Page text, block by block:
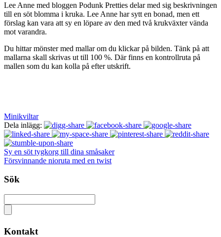
Lee Anne med bloggen Podunk Pretties delar med sig beskrivningen
till en söt blomma i kruka. Lee Anne har sytt en bonad, men ett
förslag kan vara att sy en löpare av den med två krukväxter vända
mot varandra.
Du hittar mönster med mallar om du klickar på bilden. Tänk på att
mallarna skall skrivas ut till 100 %. Där finns en kontrollruta på
mallen som du kan kolla på efter utskrift.
Minikviltar
Dela inlägg:
Sy en söt tygkorg till dina småsaker
Försvinnande nioruta med en twist
Sök
Kontakt